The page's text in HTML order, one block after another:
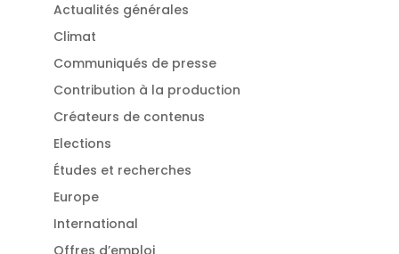
Actualités générales
Climat
Communiqués de presse
Contribution à la production
Créateurs de contenus
Elections
Études et recherches
Europe
International
Offres d’emploi